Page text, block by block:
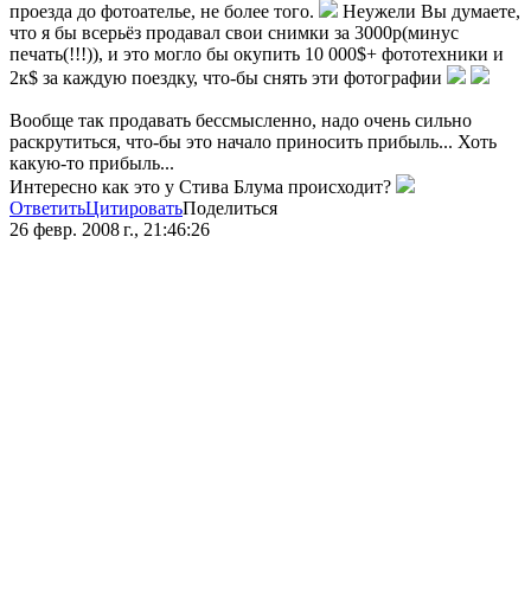
проезда до фотоателье, не более того.
Неужели Вы думаете,
что я бы всерьёз продавал свои снимки за 3000р(минус
печать(!!!)), и это могло бы окупить 10 000$+ фототехники и
2к$ за каждую поездку, что-бы снять эти фотографии
Вообще так продавать бессмысленно, надо очень сильно
раскрутиться, что-бы это начало приносить прибыль... Хоть
какую-то прибыль...
Интересно как это у Стива Блума происходит?
ОтветитьЦитироватьПоделиться
26 февр. 2008 г., 21:46:26